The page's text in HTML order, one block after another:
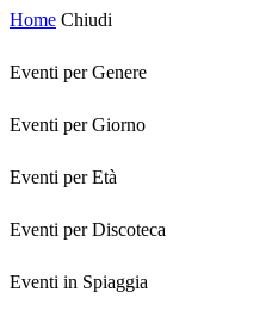
Home Chiudi
Eventi per Genere
Eventi per Giorno
Eventi per Età
Eventi per Discoteca
Eventi in Spiaggia